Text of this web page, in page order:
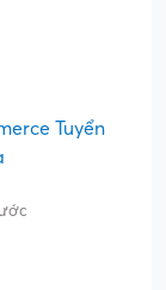
Tuyển